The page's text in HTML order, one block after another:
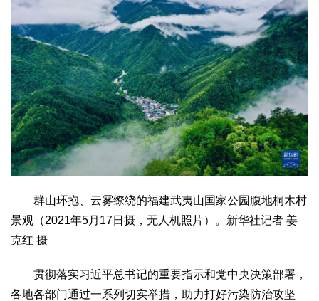
群山环抱、云雾缭绕的福建武夷山国家公园腹地桐木村
景观（2021年5月17日摄，无人机照片）。新华社记者 姜
克红 摄
贯彻落实习近平总书记的重要指示和党中央决策部署，
各地各部门通过一系列切实举措，助力打好污染防治攻坚